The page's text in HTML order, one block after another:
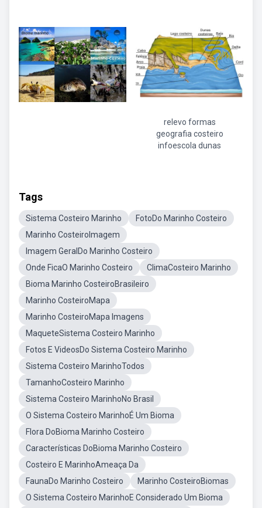
relevo formas
geografia costeiro
infoescola dunas
Tags
Sistema Costeiro Marinho
FotoDo Marinho Costeiro
Marinho CosteiroImagem
Imagem GeralDo Marinho Costeiro
Onde FicaO Marinho Costeiro
ClimaCosteiro Marinho
Bioma Marinho CosteiroBrasileiro
Marinho CosteiroMapa
Marinho CosteiroMapa Imagens
MaqueteSistema Costeiro Marinho
Fotos E VideosDo Sistema Costeiro Marinho
Sistema Costeiro MarinhoTodos
TamanhoCosteiro Marinho
Sistema Costeiro MarinhoNo Brasil
O Sistema Costeiro MarinhoÉ Um Bioma
Flora DoBioma Marinho Costeiro
Características DoBioma Marinho Costeiro
Costeiro E MarinhoAmeaça Da
FaunaDo Marinho Costeiro
Marinho CosteiroBiomas
O Sistema Costeiro MarinhoE Considerado Um Bioma